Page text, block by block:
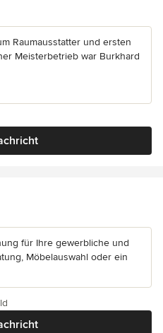
Raumausstatter und ersten
Meisterbetrieb war Burkhard
für Ihre gewerbliche und
Möbelauswahl oder ein